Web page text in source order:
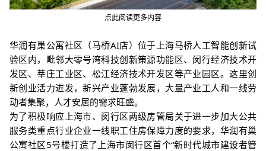
点此阅读更多内容
华润有巢公寓社区（马桥AI店） 位于上海马桥人工智能创新试
验区内，毗邻大零号湾科技创新策源功能区、闵行经济技术开
发区、莘庄工业区、松江经济技术开发区等产业园区。这里创
新创业活力进发，新兴产业蓬勃发展，大量产业工人和一线劳
动者集聚，人才安居的需求旺盛。
为了积极响应上海市、闵行区两级房管局关于进一步加大公共
服务类重点行业企业一线职工住房保障力度的要求，华润有巢
公寓社区5号楼打造了上海市闵行区首个“新时代城市建设者管